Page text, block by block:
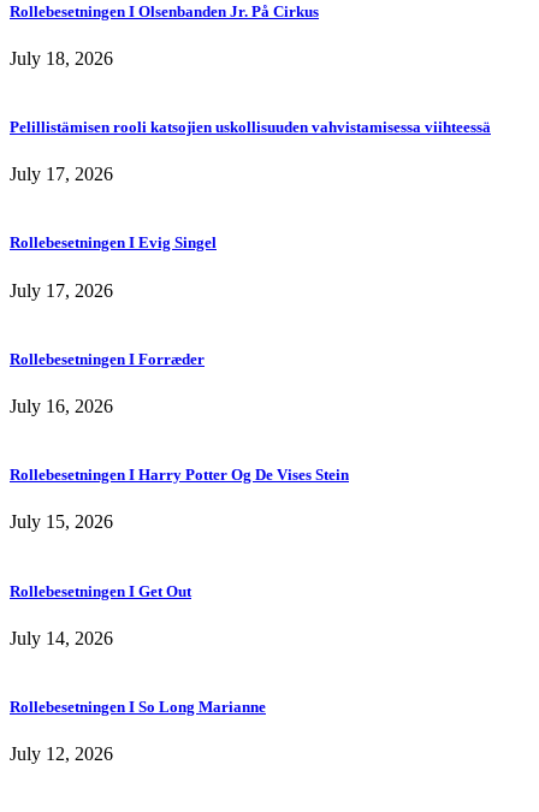
Rollebesetningen I Olsenbanden Jr. På Cirkus
July 18, 2026
Pelillistämisen rooli katsojien uskollisuuden vahvistamisessa viihteessä
July 17, 2026
Rollebesetningen I Evig Singel
July 17, 2026
Rollebesetningen I Forræder
July 16, 2026
Rollebesetningen I Harry Potter Og De Vises Stein
July 15, 2026
Rollebesetningen I Get Out
July 14, 2026
Rollebesetningen I So Long Marianne
July 12, 2026